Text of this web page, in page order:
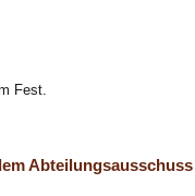
Fest.
Abteilungsausschuss